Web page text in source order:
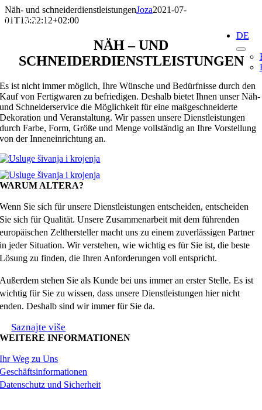
Skip
to
DE
Näh- und schneiderdienstleistungenJoza2021-07-
01T13:22:12+02:00
NÄH – UND
SCHNEIDERDIENSTLEISTUNGEN
Es ist nicht immer möglich, Ihre Wünsche und Bedürfnisse durch den
Kauf von Fertigwaren zu befriedigen. Deshalb bietet Ihnen unser Näh-
und Schneiderservice die Möglichkeit für eine maßgeschneiderte
Dekoration und Veranstaltung. Wir passen unsere Dienstleistungen
durch Farbe, Form, Größe und Menge vollständig an Ihre Vorstellung
von der Inneneinrichtung an.
WARUM ALTERA?
Wenn Sie sich für unsere Dienstleistungen entscheiden, entscheiden
Sie sich für Qualität. Unsere Zusammenarbeit mit dem führenden
europäischen Zelthersteller macht uns zu einem zuverlässigen Partner
in jeder Situation. Wir verstehen, wie wichtig es für Sie ist, die beste
Lösung zu finden, die Ihren Anforderungen voll entspricht.
Außerdem stehen Sie als Kunde bei uns immer an erster Stelle. Es ist
wichtig für Sie zu wissen, dass unsere Dienstleistungen hier nicht
enden. Deshalb sind wir immer für Sie da.
Saznajte više
WEITERE INFORMATIONEN
Ihr Weg zu Uns
Geschäftsinformationen
Datenschutz und Sicherheit